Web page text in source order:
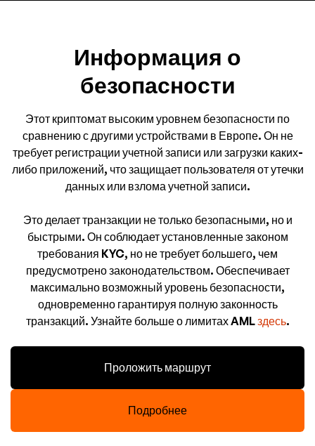
Информация о
безопасности
Этот криптомат высоким уровнем безопасности по
сравнению с другими устройствами в Европе. Он не
требует регистрации учетной записи или загрузки каких-
либо приложений, что защищает пользователя от утечки
данных или взлома учетной записи.
Это делает транзакции не только безопасными, но и
быстрыми. Он соблюдает установленные законом
требования KYC, но не требует большего, чем
предусмотрено законодательством. Обеспечивает
максимально возможный уровень безопасности,
одновременно гарантируя полную законность
транзакций. Узнайте больше о лимитах AMLздесь.
Проложить маршрут
Подробнее